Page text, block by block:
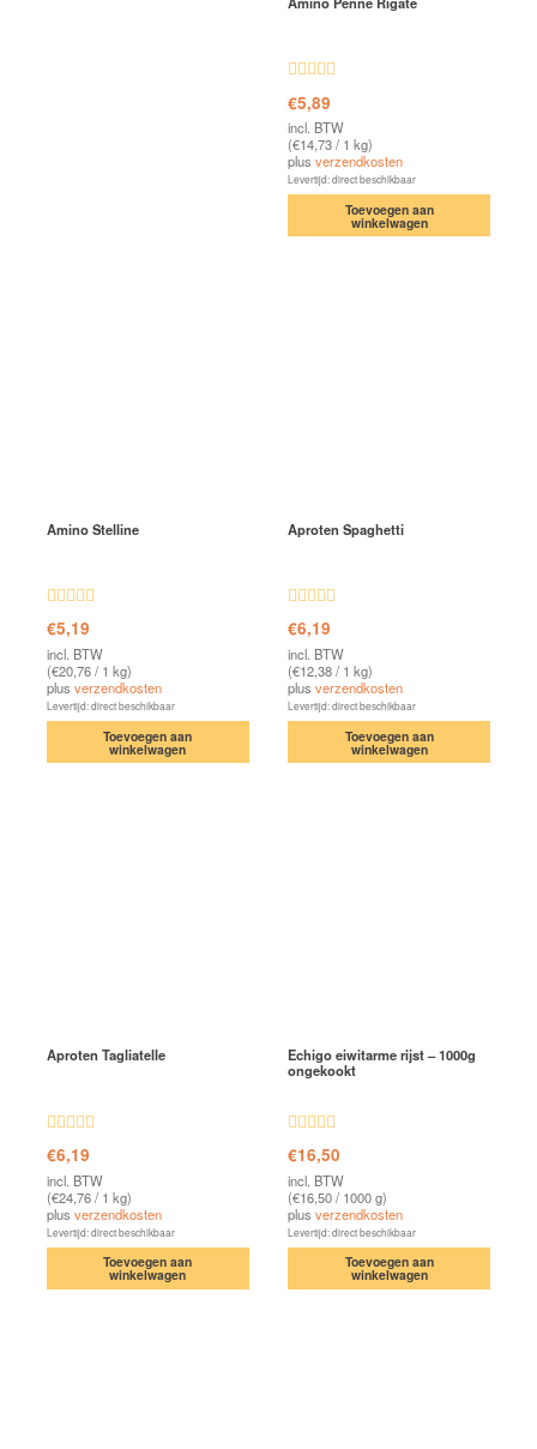
Waardering
5.00uit 5
€5,89
incl. BTW
(€14,73/ 1 kg)
plus verzendkosten
Levertijd: direct beschikbaar
Toevoegen aan
winkelwagen
Amino Stelline
Waardering
5.00uit 5
€5,19
incl. BTW
(€20,76/ 1 kg)
plus verzendkosten
Levertijd: direct beschikbaar
Toevoegen aan
winkelwagen
Aproten Spaghetti
Waardering
4.92uit 5
€6,19
incl. BTW
(€12,38/ 1 kg)
plus verzendkosten
Levertijd: direct beschikbaar
Toevoegen aan
winkelwagen
Aproten Tagliatelle
Waardering
4.66uit 5
€6,19
incl. BTW
(€24,76/ 1 kg)
plus verzendkosten
Levertijd: direct beschikbaar
Toevoegen aan
winkelwagen
Echigo eiwitarme rijst – 1000g
ongekookt
Waardering
4.88uit 5
€16,50
incl. BTW
(€16,50/ 1000 g)
plus verzendkosten
Levertijd: direct beschikbaar
Toevoegen aan
winkelwagen